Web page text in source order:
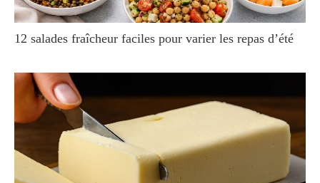
12 salades fraîcheur faciles pour varier les repas d’été